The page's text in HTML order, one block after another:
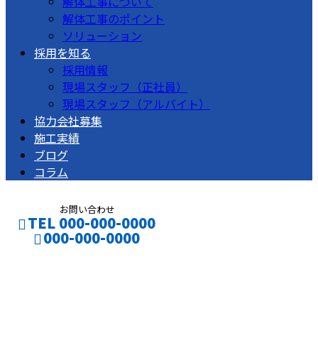
解体工事のポイント
ソリューション
採用を知る
採用情報
現場スタッフ（正社員）
現場スタッフ（アルバイト）
協力会社募集
施工実績
ブログ
コラム
お問い合わせ
TEL 000-000-0000
000-000-0000